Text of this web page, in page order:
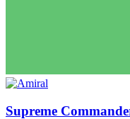
Supreme